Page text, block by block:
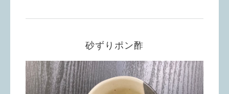
砂ずりポン酢